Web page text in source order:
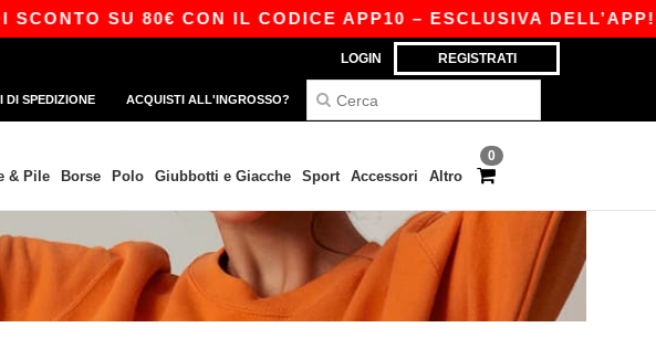
SU 80€ CON IL CODICE APP10 – ESCLUSIVA DELL’APP!
LOGIN REGISTRATI
DI SPEDIZIONE ACQUISTI ALL'INGROSSO?
0
& Pile Borse Polo Giubbotti e Giacche Sport Accessori Altro